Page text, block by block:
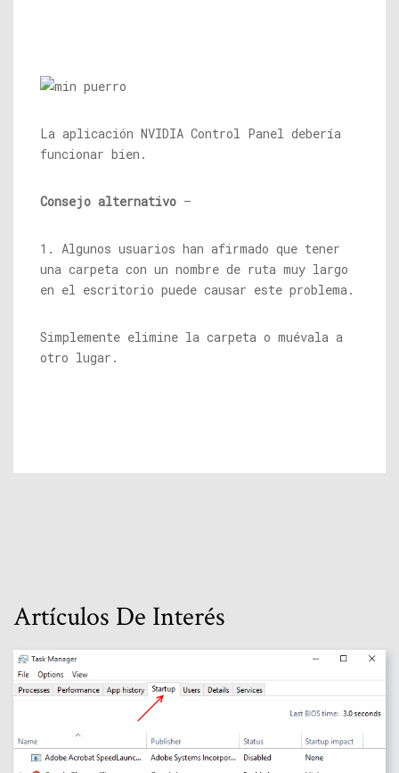
La aplicación NVIDIA Control Panel debería
funcionar bien.
Consejo alternativo –
1. Algunos usuarios han afirmado que tener
una carpeta con un nombre de ruta muy largo
en el escritorio puede causar este problema.
Simplemente elimine la carpeta o muévala a
otro lugar.
Artículos De Interés